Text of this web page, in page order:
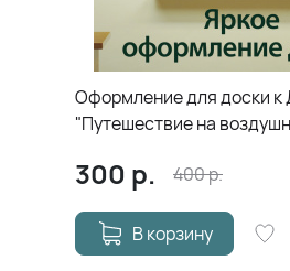
Оформление для доски к
"Путешествие на
300 р. 400р.
В корзину